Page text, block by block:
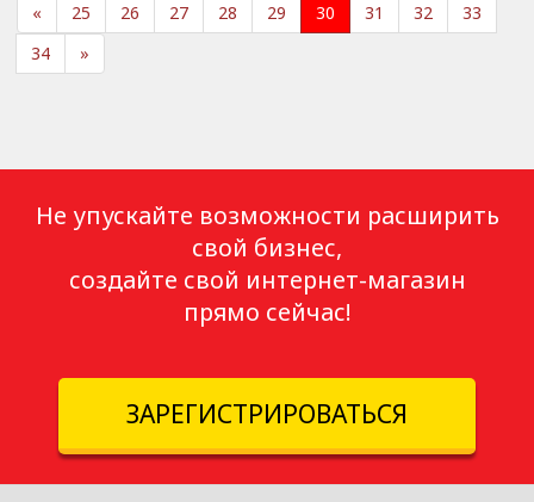
« 25 26 27 28 29 30 31 32
33
34
»
Не упускайте возможности расширить
свой бизнес,
создайте свой интернет-магазин
прямо сейчас!
ЗАРЕГИСТРИРОВАТЬСЯ